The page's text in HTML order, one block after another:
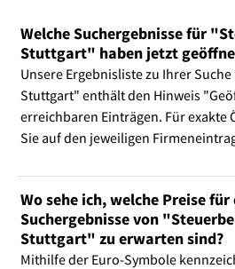
Welche Suchergebnisse für
Stuttgart" haben jetzt
Unsere Ergebnisliste zu Ihrer
Stuttgart" enthält den Hinweis
erreichbaren Einträgen. Für exakte
Sie auf den jeweiligen
Wo sehe ich, welche Preise für
Suchergebnisse von
Stuttgart" zu erwarten sind?
Mithilfe der Euro-Symbole